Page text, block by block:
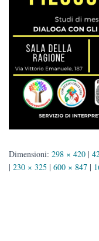
Dimensioni: 298 × 420 |
| 230 × 325 | 600 × 847 |